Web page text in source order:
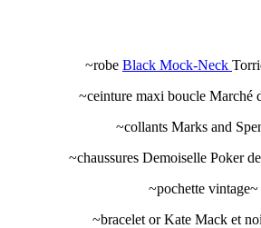
~robe Black Mock-Neck
~ceinture maxi boucle Marché
~collants Marks and
~chaussures Demoiselle Poker
~pochette vintage~
~bracelet or Kate Mack et